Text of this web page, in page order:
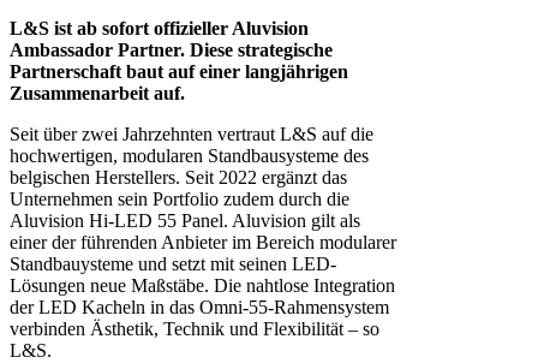
L&S ist ab sofort offizieller Aluvision
Ambassador Partner. Diese strategische
Partnerschaft baut auf einer langjährigen
Zusammenarbeit auf.
Seit über zwei Jahrzehnten vertraut L&S auf die
hochwertigen, modularen Standbausysteme des
belgischen Herstellers. Seit 2022 ergänzt das
Unternehmen sein Portfolio zudem durch die
Aluvision Hi-LED 55 Panel. Aluvision gilt als
einer der führenden Anbieter im Bereich modularer
Standbauysteme und setzt mit seinen LED-
Lösungen neue Maßstäbe. Die nahtlose Integration
der LED Kacheln in das Omni-55-Rahmensystem
verbinden Ästhetik, Technik und Flexibilität – so
L&S.